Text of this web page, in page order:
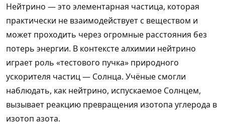
Нейтрино — это элементарная частица, которая
практически не взаимодействует с веществом и
может проходить через огромные расстояния без
потерь энергии. В контексте алхимии нейтрино
играет роль «тестового пучка» природного
ускорителя частиц — Солнца. Учёные смогли
наблюдать, как нейтрино, испускаемое Солнцем,
вызывает реакцию превращения изотопа углерода в
изотоп азота.